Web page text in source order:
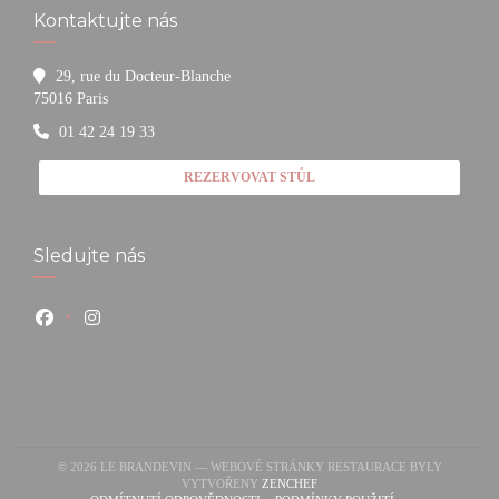
Kontaktujte nás
29, rue du Docteur-Blanche
75016 Paris((otevře se v novém okně))
01 42 24 19 33
REZERVOVAT STŮL
Sledujte nás
Facebook ((otevře se v novém okně))
Instagram ((otevře se v novém okně))
© 2026 LE BRANDEVIN — WEBOVÉ STRÁNKY RESTAURACE BYLY
VYTVOŘENY ZENCHEF((OTEVŘE SE V NOVÉM OKNĚ))